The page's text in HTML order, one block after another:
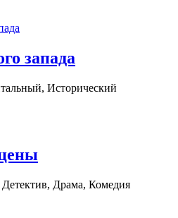
запада
Исторический
Драма, Комедия